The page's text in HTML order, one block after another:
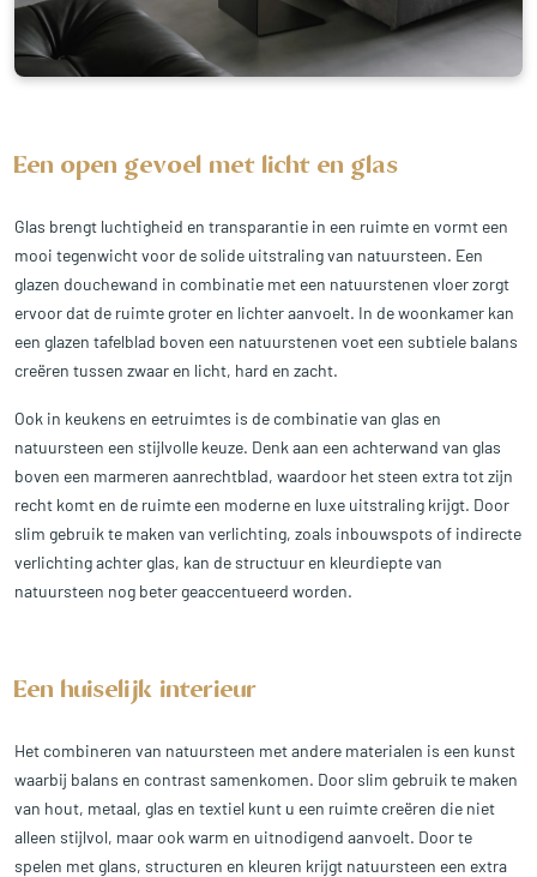
Een open gevoel met licht en glas
Glas brengt luchtigheid en transparantie in een ruimte en vormt een
mooi tegenwicht voor de solide uitstraling van natuursteen. Een
glazen douchewand in combinatie met een natuurstenen vloer zorgt
ervoor dat de ruimte groter en lichter aanvoelt. In de woonkamer kan
een glazen tafelblad boven een natuurstenen voet een subtiele balans
creëren tussen zwaar en licht, hard en zacht.
Ook in keukens en eetruimtes is de combinatie van glas en
natuursteen een stijlvolle keuze. Denk aan een achterwand van glas
boven een marmeren aanrechtblad, waardoor het steen extra tot zijn
recht komt en de ruimte een moderne en luxe uitstraling krijgt. Door
slim gebruik te maken van verlichting, zoals inbouwspots of indirecte
verlichting achter glas, kan de structuur en kleurdiepte van
natuursteen nog beter geaccentueerd worden.
Een huiselijk interieur
Het combineren van natuursteen met andere materialen is een kunst
waarbij balans en contrast samenkomen. Door slim gebruik te maken
van hout, metaal, glas en textiel kunt u een ruimte creëren die niet
alleen stijlvol, maar ook warm en uitnodigend aanvoelt. Door te
spelen met glans, structuren en kleuren krijgt natuursteen een extra